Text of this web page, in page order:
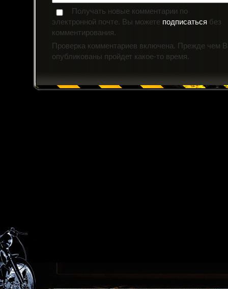
Получать новые комментарии по
электронной почте. Вы можете подписаться без
комментирования.
Проверка комментариев включена. Прежде чем
опубликованы пройдет какое-то время.